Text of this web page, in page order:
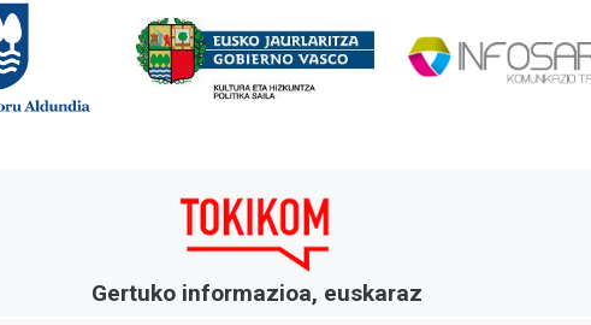
Gertuko informazioa, euskaraz